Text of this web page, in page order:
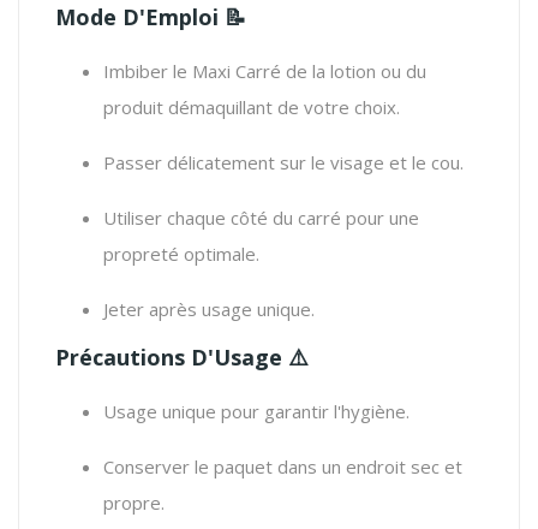
Mode D'Emploi 📝
Imbiber le Maxi Carré de la lotion ou du
produit démaquillant de votre choix.
Passer délicatement sur le visage et le cou.
Utiliser chaque côté du carré pour une
propreté optimale.
Jeter après usage unique.
Précautions D'Usage ⚠️
Usage unique pour garantir l'hygiène.
Conserver le paquet dans un endroit sec et
propre.